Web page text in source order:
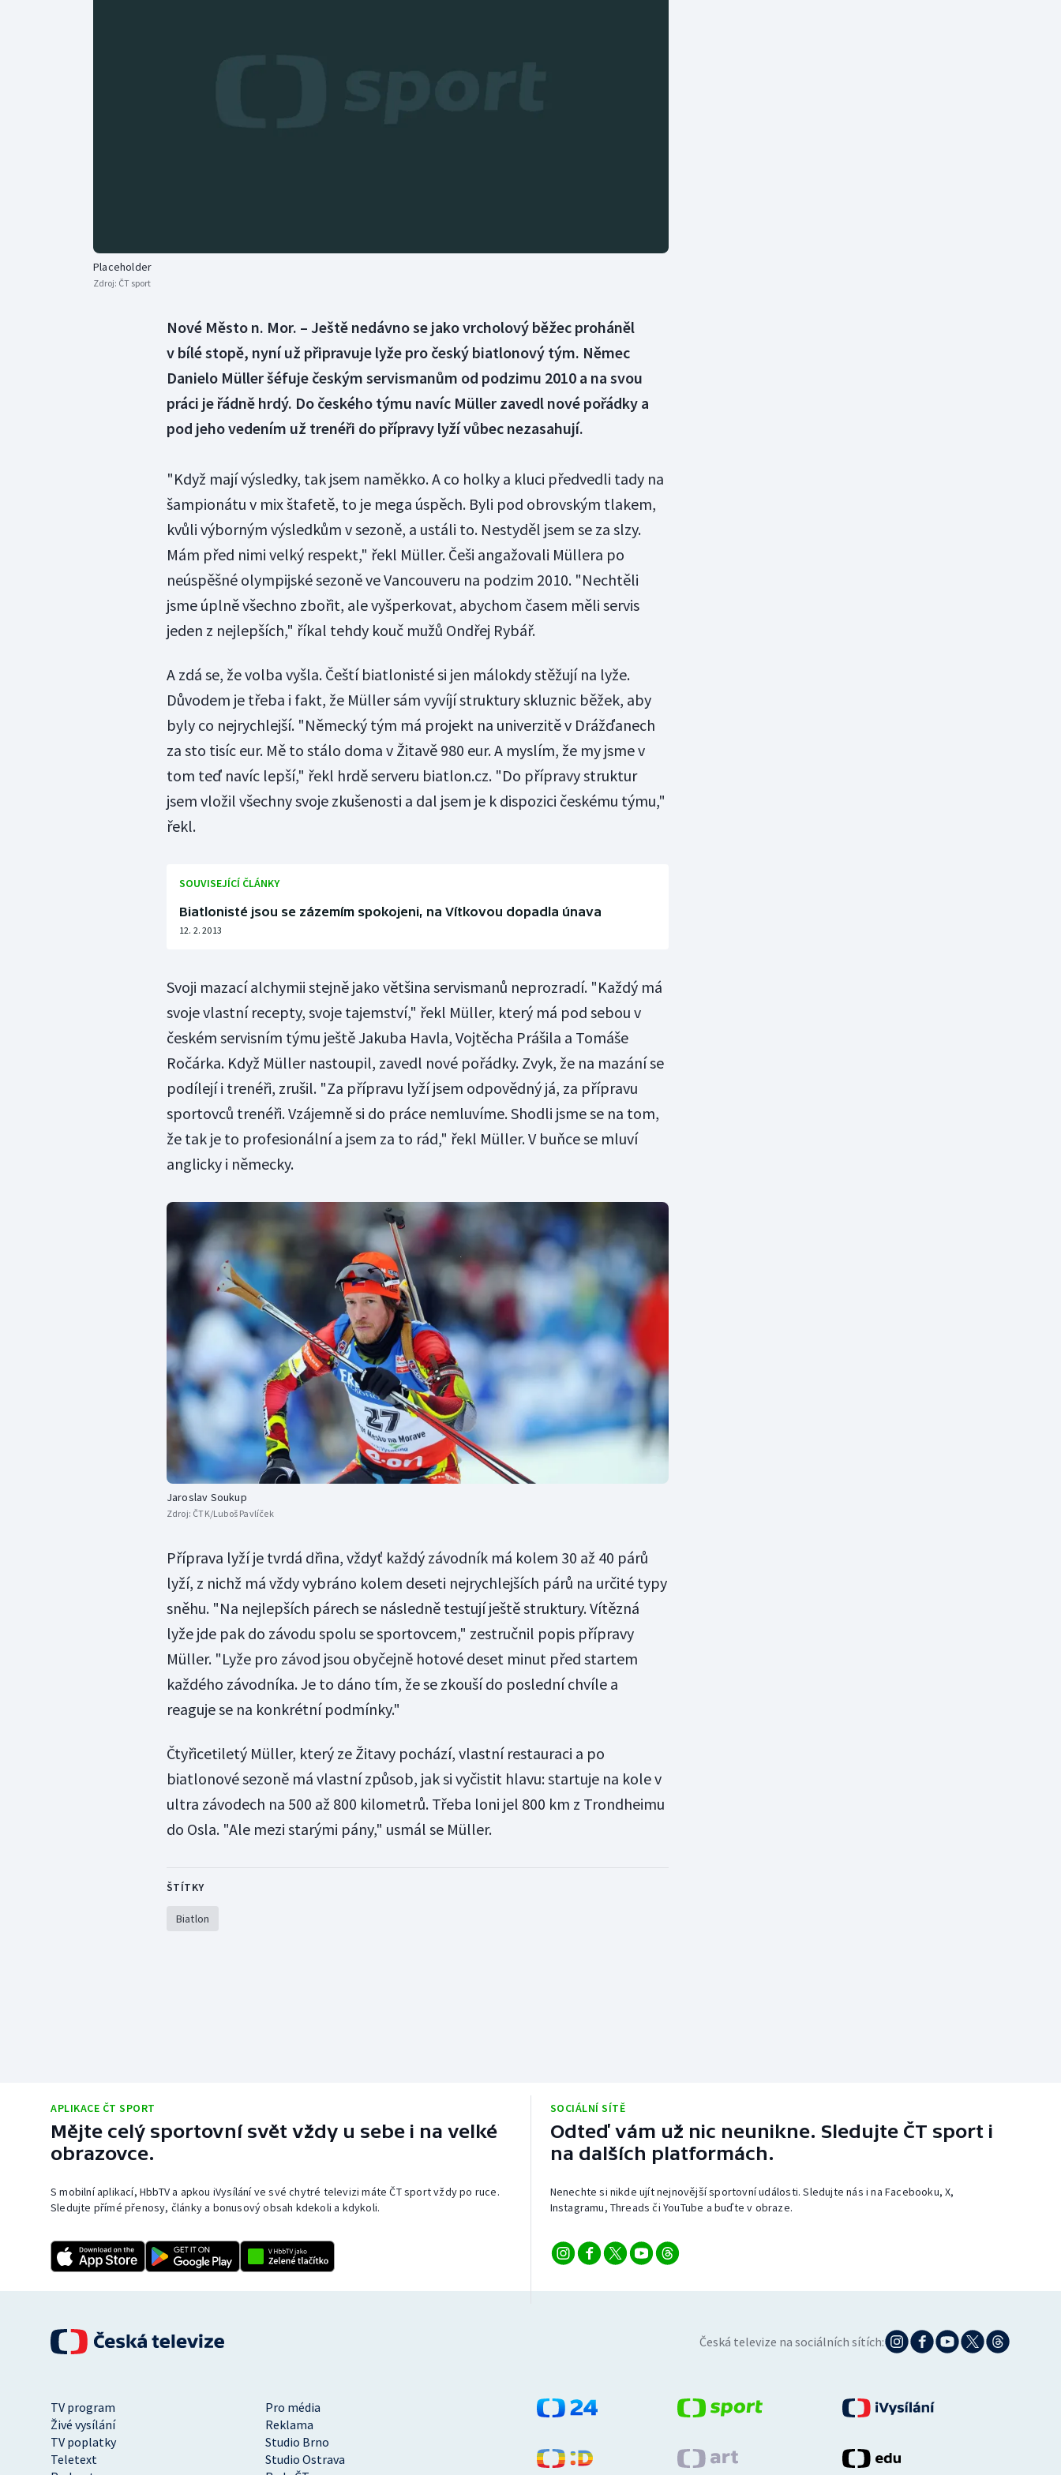
Placeholder
Zdroj: ČT sport
Nové Město n. Mor. – Ještě nedávno se jako vrcholový běžec proháněl
v bílé stopě, nyní už připravuje lyže pro český biatlonový tým. Němec
Danielo Müller šéfuje českým servismanům od podzimu 2010 a na svou
práci je řádně hrdý. Do českého týmu navíc Müller zavedl nové pořádky a
pod jeho vedením už trenéři do přípravy lyží vůbec nezasahují.
"Když mají výsledky, tak jsem naměkko. A co holky a kluci předvedli tady na
šampionátu v mix štafetě, to je mega úspěch. Byli pod obrovským tlakem,
kvůli výborným výsledkům v sezoně, a ustáli to. Nestyděl jsem se za slzy.
Mám před nimi velký respekt," řekl Müller. Češi angažovali Müllera po
neúspěšné olympijské sezoně ve Vancouveru na podzim 2010. "Nechtěli
jsme úplně všechno zbořit, ale vyšperkovat, abychom časem měli servis
jeden z nejlepších," říkal tehdy kouč mužů Ondřej Rybář.
A zdá se, že volba vyšla. Čeští biatlonisté si jen málokdy stěžují na lyže.
Důvodem je třeba i fakt, že Müller sám vyvíjí struktury skluznic běžek, aby
byly co nejrychlejší. "Německý tým má projekt na univerzitě v Drážďanech
za sto tisíc eur. Mě to stálo doma v Žitavě 980 eur. A myslím, že my jsme v
tom teď navíc lepší," řekl hrdě serveru biatlon.cz. "Do přípravy struktur
jsem vložil všechny svoje zkušenosti a dal jsem je k dispozici českému týmu,"
řekl.
SOUVISEJÍCÍ ČLÁNKY
Biatlonisté jsou se zázemím spokojeni, na Vítkovou dopadla únava
12. 2. 2013
Svoji mazací alchymii stejně jako většina servismanů neprozradí. "Každý má
svoje vlastní recepty, svoje tajemství," řekl Müller, který má pod sebou v
českém servisním týmu ještě Jakuba Havla, Vojtěcha Prášila a Tomáše
Ročárka. Když Müller nastoupil, zavedl nové pořádky. Zvyk, že na mazání se
podílejí i trenéři, zrušil. "Za přípravu lyží jsem odpovědný já, za přípravu
sportovců trenéři. Vzájemně si do práce nemluvíme. Shodli jsme se na tom,
že tak je to profesionální a jsem za to rád," řekl Müller. V buňce se mluví
anglicky i německy.
Jaroslav Soukup
Zdroj: ČTK/Luboš Pavlíček
Příprava lyží je tvrdá dřina, vždyť každý závodník má kolem 30 až 40 párů
lyží, z nichž má vždy vybráno kolem deseti nejrychlejších párů na určité typy
sněhu. "Na nejlepších párech se následně testují ještě struktury. Vítězná
lyže jde pak do závodu spolu se sportovcem," zestručnil popis přípravy
Müller. "Lyže pro závod jsou obyčejně hotové deset minut před startem
každého závodníka. Je to dáno tím, že se zkouší do poslední chvíle a
reaguje se na konkrétní podmínky."
Čtyřicetiletý Müller, který ze Žitavy pochází, vlastní restauraci a po
biatlonové sezoně má vlastní způsob, jak si vyčistit hlavu: startuje na kole v
ultra závodech na 500 až 800 kilometrů. Třeba loni jel 800 km z Trondheimu
do Osla. "Ale mezi starými pány," usmál se Müller.
ŠTÍTKY
Biatlon
APLIKACE ČT SPORT
Mějte celý sportovní svět vždy u sebe i na velké
obrazovce.
S mobilní aplikací, HbbTV a apkou iVysílání ve své chytré televizi máte ČT sport vždy po ruce.
Sledujte přímé přenosy, články a bonusový obsah kdekoli a kdykoli.
SOCIÁLNÍ SÍTĚ
Odteď vám už nic neunikne. Sledujte ČT sport i
na dalších platformách.
Nenechte si nikde ujít nejnovější sportovní události. Sledujte nás i na Facebooku, X,
Instagramu, Threads či YouTube a buďte v obraze.
Česká televize na sociálních sítích:
TV program
Pro média
Živé vysílání
Reklama
TV poplatky
Studio Brno
Teletext
Studio Ostrava